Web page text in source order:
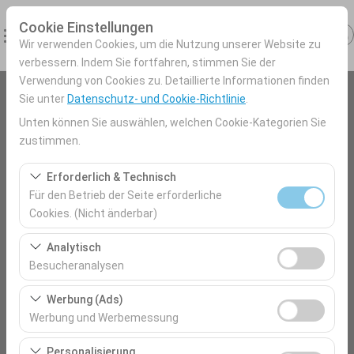
Cookie Einstellungen
Wir verwenden Cookies, um die Nutzung unserer Website zu
verbessern. Indem Sie fortfahren, stimmen Sie der
Verwendung von Cookies zu. Detaillierte Informationen finden
Sie unter Datenschutz- und Cookie-Richtlinie
Unten können Sie auswählen, welchen Cookie-Kategorien Sie
zustimmen.
Erforderlich & Technisch
Für den Betrieb der Seite erforderliche
Cookies. (Nicht änderbar)
Diese Cookies sind für das ordnungsgemäße
Funktionieren der Website, die Sicherheit, die
Sitzungsverwaltung und grundlegende Funktionen
erforderlich. Sie können nicht deaktiviert werden.
Analytisch
Besucheranalysen
Diese Cookies ermöglichen es uns, zu analysieren, wie
unsere Website genutzt wird (Besucherzahl,
meistbesuchte Seiten, Nutzerverhalten). Diese Daten
werden verwendet, um die Leistung der Website zu
Werbung (Ads)
Werbung und Werbemessung
Diese Cookies ermöglichen es uns, Ihnen auf Ihre
Abholstation
Antalya Flughafen (AYT) Türkei
Eine andere Rückgabestation auswählen
Nevşehir Ürgüp
Abholdatum & Zeit
Rückgabedatum & Zeit